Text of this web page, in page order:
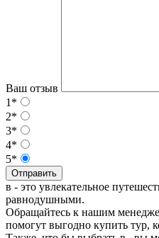
Ваш отзыв
1*
2*
3*
4*
5*
Отправить
в - это увлекательное
равнодушными.
Обращайтесь к нашим
помогут выгодно купить тур,